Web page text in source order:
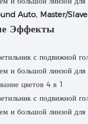
Auto, Master/Slave
Эффекты
цветов 4 в 1